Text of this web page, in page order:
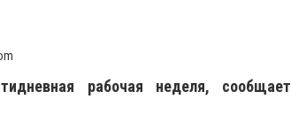
рабочая неделя, сообщает